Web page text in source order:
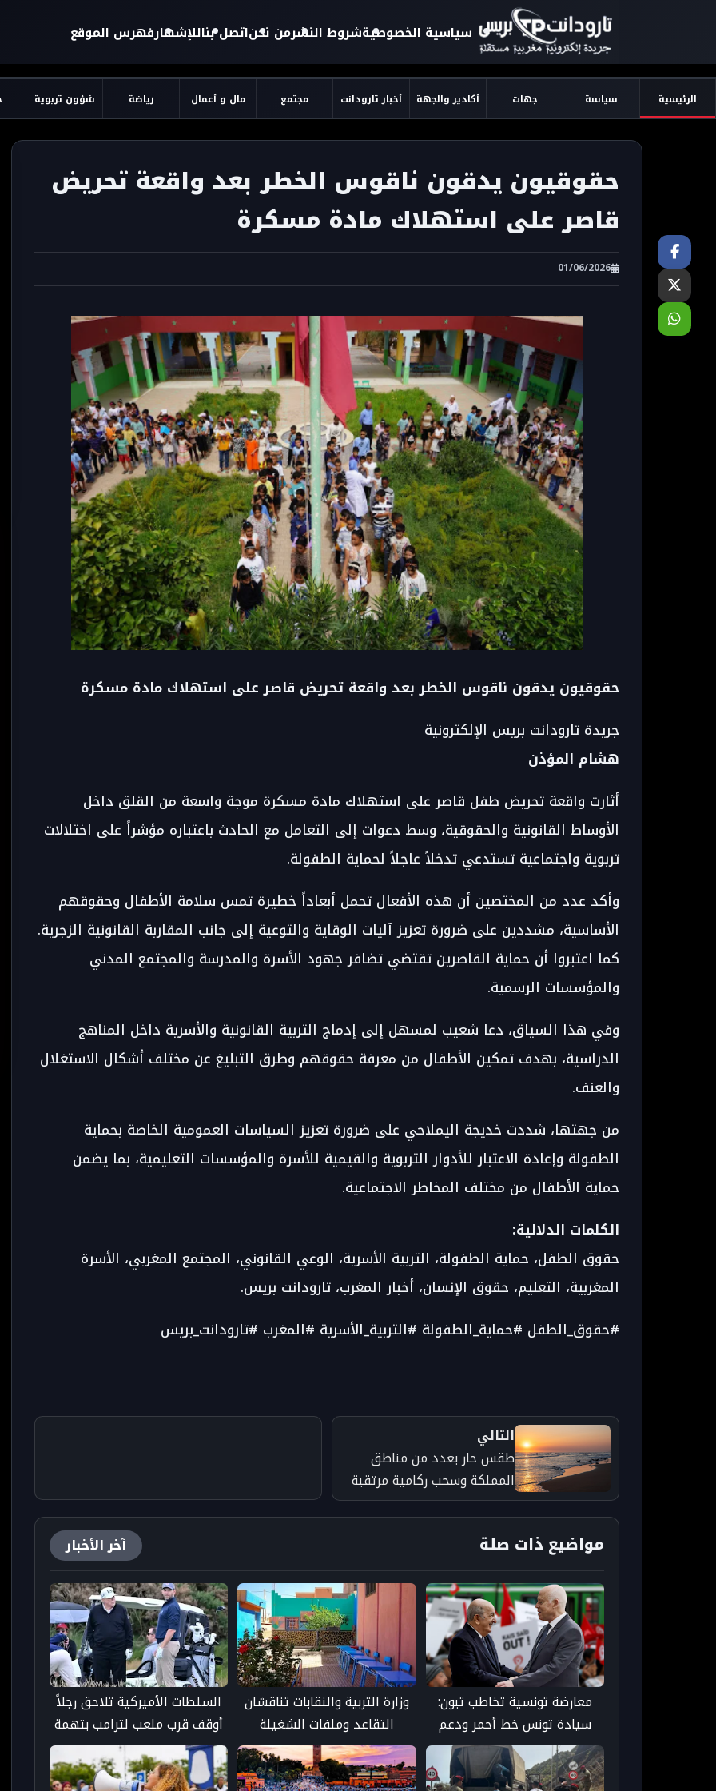
سياسية الخصوصيةشروط النشرمن نحناتصل بناللإشهارفهرس الموقع
الرئيسية سياسة جهات أكادير والجهة أخبار تارودانت مجتمع مال و أعمال رياضة شؤون تربوية
حقوقيون يدقون ناقوس الخطر بعد واقعة تحريض
قاصر على استهلاك مادة مسكرة
01/06/2026
حقوقيون يدقون ناقوس الخطر بعد واقعة تحريض قاصر على استهلاك مادة مسكرة
جريدة تارودانت بريس الإلكترونية
هشام المؤذن
أثارت واقعة تحريض طفل قاصر على استهلاك مادة مسكرة موجة واسعة من القلق داخل
الأوساط القانونية والحقوقية، وسط دعوات إلى التعامل مع الحادث باعتباره مؤشراً على اختلالات
تربوية واجتماعية تستدعي تدخلاً عاجلاً لحماية الطفولة.
وأكد عدد من المختصين أن هذه الأفعال تحمل أبعاداً خطيرة تمس سلامة الأطفال وحقوقهم
الأساسية، مشددين على ضرورة تعزيز آليات الوقاية والتوعية إلى جانب المقاربة القانونية الزجرية.
كما اعتبروا أن حماية القاصرين تقتضي تضافر جهود الأسرة والمدرسة والمجتمع المدني
والمؤسسات الرسمية.
وفي هذا السياق، دعا شعيب لمسهل إلى إدماج التربية القانونية والأسرية داخل المناهج
الدراسية، بهدف تمكين الأطفال من معرفة حقوقهم وطرق التبليغ عن مختلف أشكال الاستغلال
والعنف.
من جهتها، شددت خديجة اليملاحي على ضرورة تعزيز السياسات العمومية الخاصة بحماية
الطفولة وإعادة الاعتبار للأدوار التربوية والقيمية للأسرة والمؤسسات التعليمية، بما يضمن
حماية الأطفال من مختلف المخاطر الاجتماعية.
الكلمات الدلالية:
حقوق الطفل، حماية الطفولة، التربية الأسرية، الوعي القانوني، المجتمع المغربي، الأسرة
المغربية، التعليم، حقوق الإنسان، أخبار المغرب، تارودانت بريس.
#حقوق_الطفل #حماية_الطفولة #التربية_الأسرية #المغرب #تارودانت_بريس
التالي
طقس حار بعدد من مناطق
المملكة وسحب ركامية مرتقبة
بالأطلس الكبير
مواضيع ذات صلة آخر الأخبار
معارضة تونسية تخاطب تبون:
سيادة تونس خط أحمر ودعم
قيس سعيد يثير المخاوف
وزارة التربية والنقابات تناقشان
التقاعد وملفات الشغيلة
التعليمية.. وتحديد موعد مباريات
حاملي الشهادات والدكاترة
السلطات الأميركية تلاحق رجلاً
أوقف قرب ملعب لترامب بتهمة
حيازة سلاح ناري